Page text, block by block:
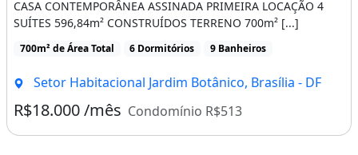
CASA CONTEMPORÂNEA ASSINADA PRIMEIRA LOCAÇÃO 4
SUÍTES 596,84m² CONSTRUÍDOS TERRENO 700m² [...]
700m² de Área Total 6 Dormitórios 9 Banheiros
Setor Habitacional Jardim Botânico, Brasília - DF
R$18.000 /mês Condomínio R$513